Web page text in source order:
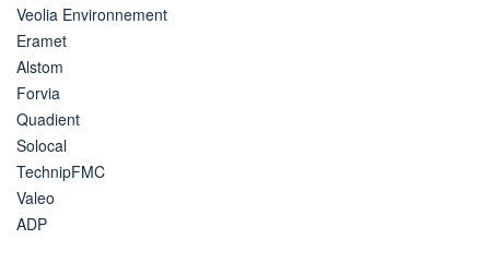
Veolia Environnement
Eramet
Alstom
Forvia
Quadient
Solocal
TechnipFMC
Valeo
ADP